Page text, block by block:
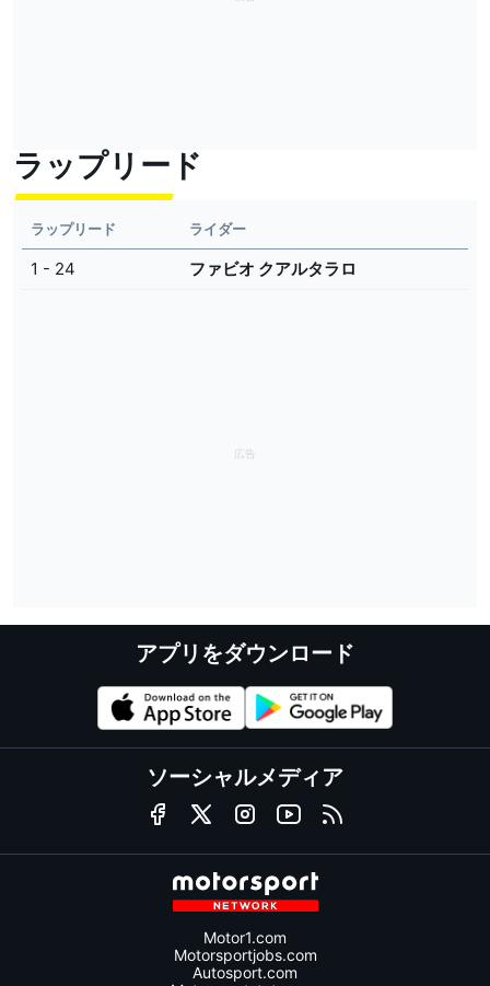
ラップリード
ラップリード ライダー
1 - 24 ファビオ クアルタラロ
アプリをダウンロード
ソーシャルメディア
Motor1.com
Motorsportjobs.com
Autosport.com